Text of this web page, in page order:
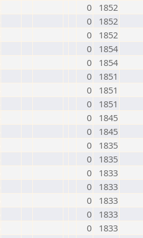
0
1852
0
1852
0
1852
0
1854
0
1854
0
1851
0
1851
0
1851
0
1845
0
1845
0
1835
0
1835
0
1833
0
1833
0
1833
0
1833
0
1833